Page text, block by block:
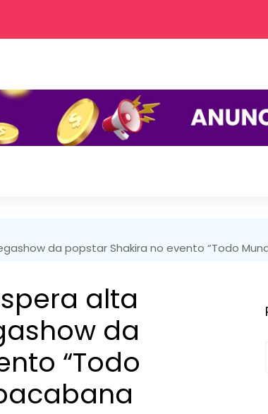
da popstar Shakira no evento “Todo
alta
da
“Todo